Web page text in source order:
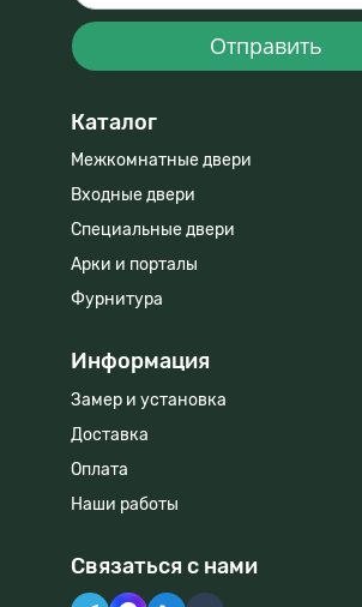
Отправить
Каталог
Межкомнатные двери
Входные двери
Специальные двери
Арки и порталы
Фурнитура
Информация
Замер и установка
Доставка
Оплата
Наши работы
Связаться с нами